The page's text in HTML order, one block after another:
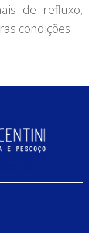
de refluxo,
condições